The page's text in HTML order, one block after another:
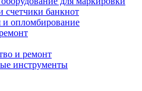
счетчики банкнот
и опломбирование
и ремонт
инструменты